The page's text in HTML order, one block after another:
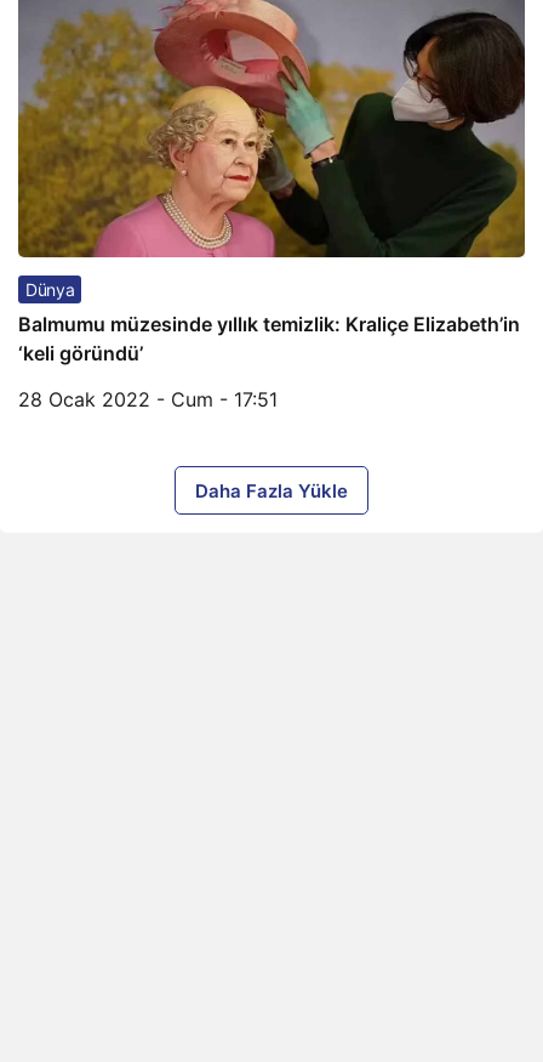
Dünya
Balmumu müzesinde yıllık temizlik: Kraliçe Elizabeth’in
‘keli göründü’
28 Ocak 2022 - Cum - 17:51
Daha Fazla Yükle